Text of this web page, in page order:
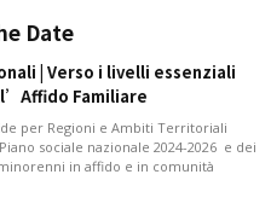
Date
| Verso i livelli essenziali
Familiare
per Regioni e Ambiti Territoriali
sociale nazionale 2024-2026 e dei
in affido e in comunità